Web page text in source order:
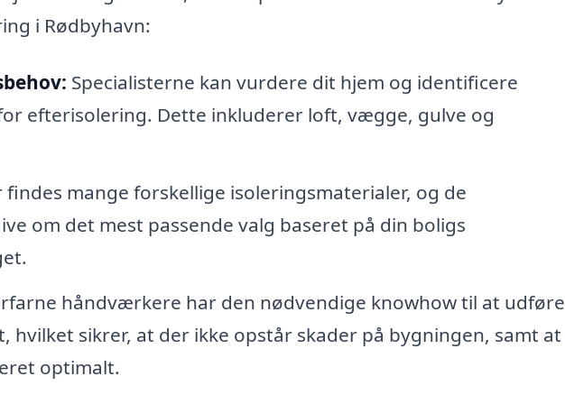
i Rødbyhavn:
Specialisterne kan vurdere dit hjem og identificere
efterisolering. Dette inkluderer loft, vægge, gulve og
findes mange forskellige isoleringsmaterialer, og de
om det mest passende valg baseret på din boligs
håndværkere har den nødvendige knowhow til at udføre
hvilket sikrer, at der ikke opstår skader på bygningen, samt at
optimalt.